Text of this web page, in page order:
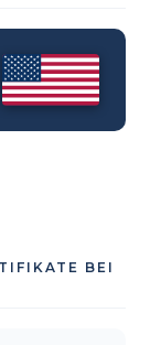
BEI